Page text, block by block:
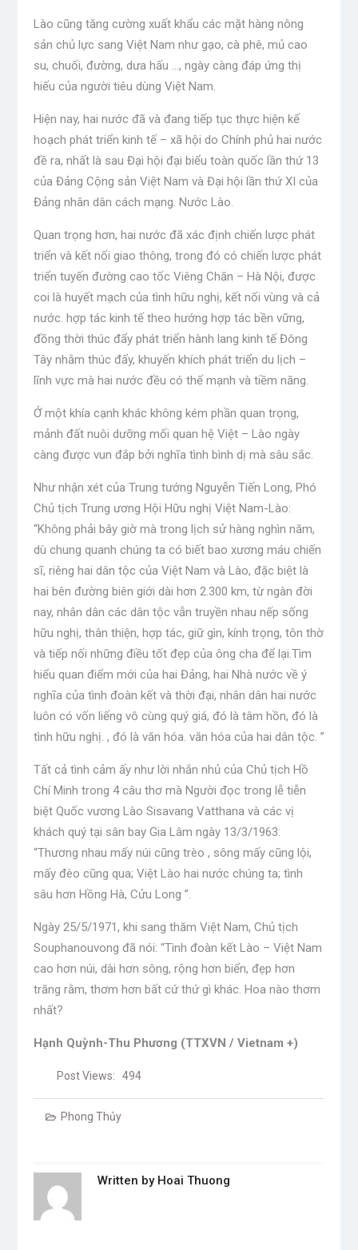
Lào cũng tăng cường xuất khẩu các mặt hàng nông
sản chủ lực sang Việt Nam như gạo, cà phê, mủ cao
su, chuối, đường, dưa hấu …, ngày càng đáp ứng thị
hiếu của người tiêu dùng Việt Nam.
Hiện nay, hai nước đã và đang tiếp tục thực hiện kế
hoạch phát triển kinh tế – xã hội do Chính phủ hai nước
đề ra, nhất là sau Đại hội đại biểu toàn quốc lần thứ 13
của Đảng Cộng sản Việt Nam và Đại hội lần thứ XI của
Đảng nhân dân cách mạng. Nước Lào.
Quan trọng hơn, hai nước đã xác định chiến lược phát
triển và kết nối giao thông, trong đó có chiến lược phát
triển tuyến đường cao tốc Viêng Chăn – Hà Nội, được
coi là huyết mạch của tình hữu nghị, kết nối vùng và cả
nước. hợp tác kinh tế theo hướng hợp tác bền vững,
đồng thời thúc đẩy phát triển hành lang kinh tế Đông
Tây nhằm thúc đẩy, khuyến khích phát triển du lịch –
lĩnh vực mà hai nước đều có thế mạnh và tiềm năng.
Ở một khía cạnh khác không kém phần quan trọng,
mảnh đất nuôi dưỡng mối quan hệ Việt – Lào ngày
càng được vun đắp bởi nghĩa tình bình dị mà sâu sắc.
Như nhận xét của Trung tướng Nguyễn Tiến Long, Phó
Chủ tịch Trung ương Hội Hữu nghị Việt Nam-Lào:
“Không phải bây giờ mà trong lịch sử hàng nghìn năm,
dù chung quanh chúng ta có biết bao xương máu chiến
sĩ, riêng hai dân tộc của Việt Nam và Lào, đặc biệt là
hai bên đường biên giới dài hơn 2.300 km, từ ngàn đời
nay, nhân dân các dân tộc vẫn truyền nhau nếp sống
hữu nghị, thân thiện, hợp tác, giữ gìn, kính trọng, tôn thờ
và tiếp nối những điều tốt đẹp của ông cha để lại.Tìm
hiểu quan điểm mới của hai Đảng, hai Nhà nước về ý
nghĩa của tình đoàn kết và thời đại, nhân dân hai nước
luôn có vốn liếng vô cùng quý giá, đó là tâm hồn, đó là
tình hữu nghị. , đó là văn hóa. văn hóa của hai dân tộc. ”
Tất cả tình cảm ấy như lời nhắn nhủ của Chủ tịch Hồ
Chí Minh trong 4 câu thơ mà Người đọc trong lễ tiễn
biệt Quốc vương Lào Sisavang Vatthana và các vị
khách quý tại sân bay Gia Lâm ngày 13/3/1963:
“Thương nhau mấy núi cũng trèo , sông mấy cũng lội,
mấy đèo cũng qua; Việt Lào hai nước chúng ta; tình
sâu hơn Hồng Hà, Cửu Long ”.
Ngày 25/5/1971, khi sang thăm Việt Nam, Chủ tịch
Souphanouvong đã nói: “Tình đoàn kết Lào – Việt Nam
cao hơn núi, dài hơn sông, rộng hơn biển, đẹp hơn
trăng rằm, thơm hơn bất cứ thứ gì khác. Hoa nào thơm
nhất?
Hạnh Quỳnh-Thu Phương (TTXVN / Vietnam +)
Post Views: 494
Phong Thủy
Written by Hoai Thuong